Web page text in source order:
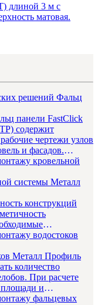
длиной 3 м с
матовая.
панели FastClick
содержит
чертежи узлов
и фасадов.
системы Металл
конструкций
з...
Металл Профиль
количество
При расчете
площади и